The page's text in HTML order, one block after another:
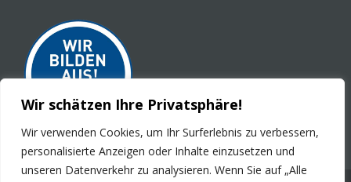
Wir schätzen Ihre Privatsphäre!
Wir verwenden Cookies, um Ihr Surferlebnis zu verbessern,
personalisierte Anzeigen oder Inhalte einzusetzen und
unseren Datenverkehr zu analysieren. Wenn Sie auf „Alle